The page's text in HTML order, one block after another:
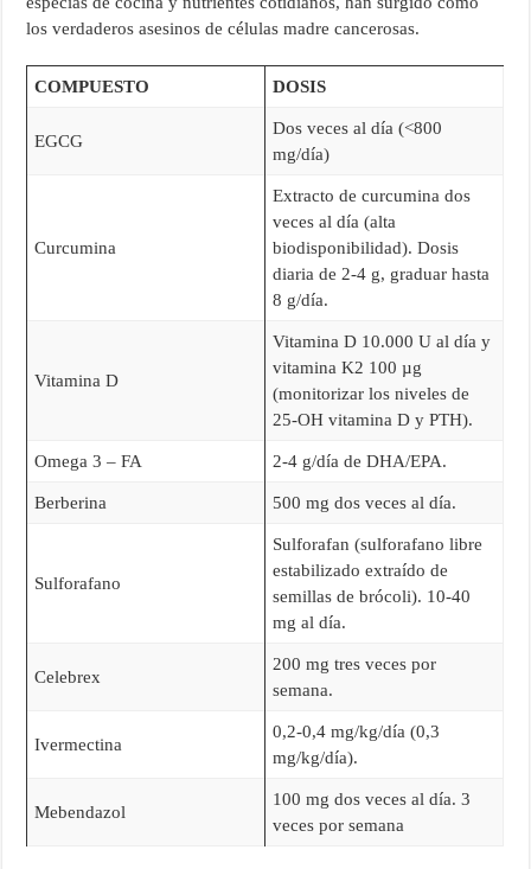
los verdaderos asesinos de células madre cancerosas.
COMPUESTO DOSIS
EGCG
Dos veces al día (<800
mg/día)
Curcumina
Extracto de curcumina dos
veces al día (alta
biodisponibilidad). Dosis
diaria de 2-4 g, graduar hasta
8 g/día.
Vitamina D
Vitamina D 10.000 U al día y
vitamina K2 100 µg
(monitorizar los niveles de
25-OH vitamina D y PTH).
Omega 3 – FA 2-4 g/día de DHA/EPA.
Berberina 500 mg dos veces al día.
Sulforafano
Sulforafan (sulforafano libre
estabilizado extraído de
semillas de brócoli). 10-40
mg al día.
Celebrex
200 mg tres veces por
semana.
Ivermectina
0,2-0,4 mg/kg/día (0,3
mg/kg/día).
Mebendazol
100 mg dos veces al día. 3
veces por semana